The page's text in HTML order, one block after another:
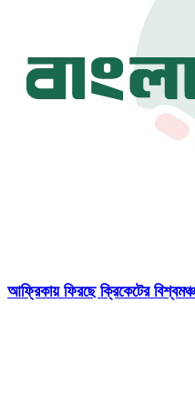
আফ্রিকায় ফিরছে ক্রিকেটের বিশ্বমঞ্চ